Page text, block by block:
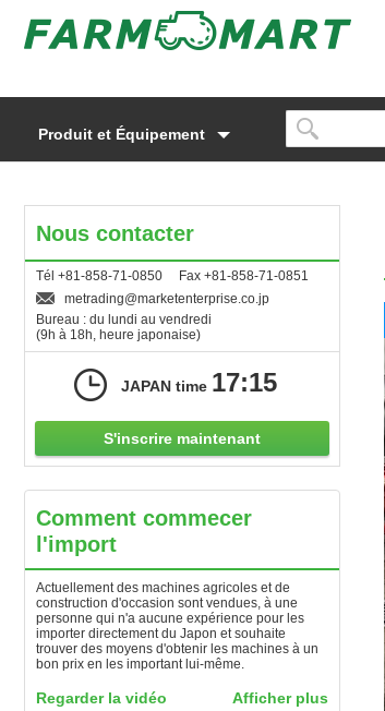
Produit et Équipement
Nous contacter
Tél +81-858-71-0850 Fax +81-858-71-0851
metrading
marketenterprise.co.jp
Bureau : du lundi au vendredi
(9h à 18h, heure japonaise)
JAPAN time 17:15
S'inscrire maintenant
Comment commecer
l'import
Actuellement des machines agricoles et de
construction d'occasion sont vendues, à une
personne qui n'a aucune expérience pour les
importer directement du Japon et souhaite
trouver des moyens d'obtenir les machines à un
bon prix en les important lui-même.
Regarder la vidéo Afficher plus